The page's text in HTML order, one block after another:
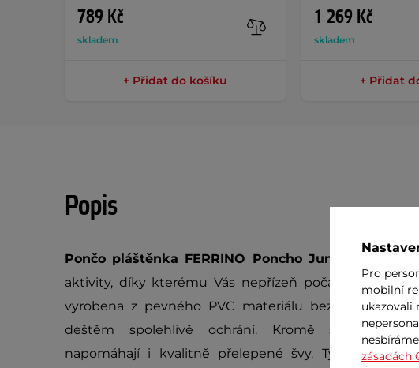
789 Kč
skladem
+ Přidat do košíku
1 269 Kč
skladem
+ Přidat
Popis
Pončo pláštěnka FERRINO Poncho Junior
aktivity, díky kterému Vás nepřízeň počasí nijak
vyrobena z pevného PVC materiálu bez ftalátů,
deštěm spolehlivě ochrání. Kromě samotného
napomáhají i kvalitně přelepené švy. Ty tak
Pro
mobilní
ukazovali
zásadách